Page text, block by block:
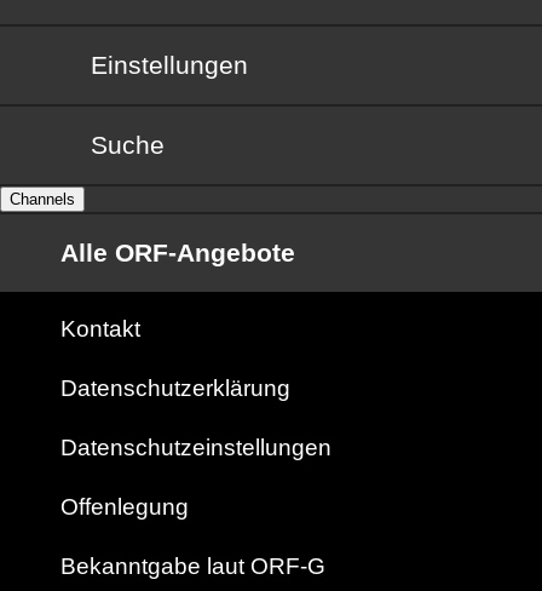
Einstellungen
Suche
Channels
Alle ORF-Angebote
Kontakt
Datenschutzerklärung
Datenschutzeinstellungen
Offenlegung
Bekanntgabe laut ORF-G